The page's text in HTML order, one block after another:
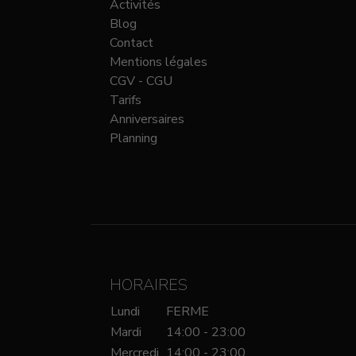
Activités
Blog
Contact
Mentions légales
CGV - CGU
Tarifs
Anniversaires
Planning
HORAIRES
Lundi
FERME
Mardi
14:00 - 23:00